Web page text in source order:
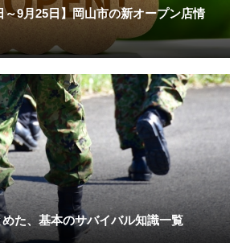
～9月25日】岡山市の新オープン店情
た、基本のサバイバル知識一覧